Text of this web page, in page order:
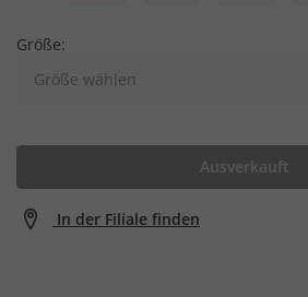
Größe:
Größe wählen
Ausverkauft
In der Filiale finden